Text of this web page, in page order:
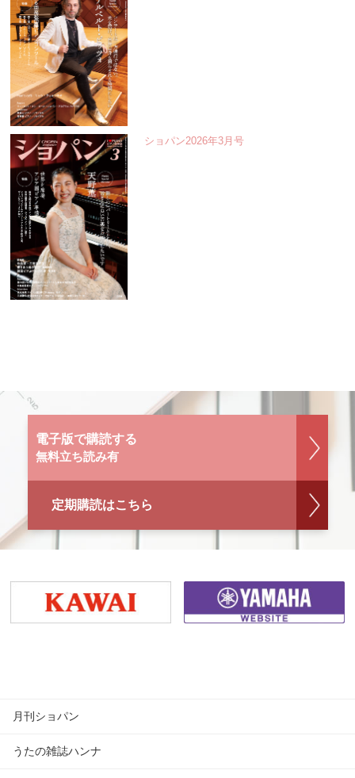
ショパン2026年3月号
電子版で購読する
無料立ち読み有
定期購読はこちら
月刊ショパン
うたの雑誌ハンナ